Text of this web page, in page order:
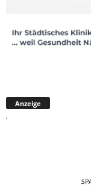
Anzeige